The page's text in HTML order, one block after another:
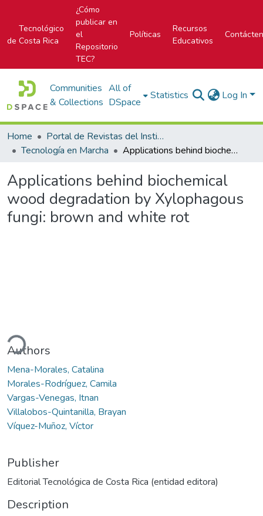
Tecnológico
de Costa Rica
¿Cómo
publicar en
el
Repositorio
TEC?
Políticas
Recursos
Educativos
Communities
& Collections
All of
DSpace
Statistics Log In
Home
Portal de Revistas del Instituto Tecnológico de Costa Rica
Tecnología en Marcha
Applications behind biochemical wood degradation by Xylophagous fungi: brown and white rot
Applications behind biochemical
wood degradation by Xylophagous
fungi: brown and white rot
Authors
Mena-Morales, Catalina
Morales-Rodríguez, Camila
Vargas-Venegas, Itnan
Villalobos-Quintanilla, Brayan
Víquez-Muñoz, Víctor
Publisher
Editorial Tecnológica de Costa Rica (entidad editora)
Description